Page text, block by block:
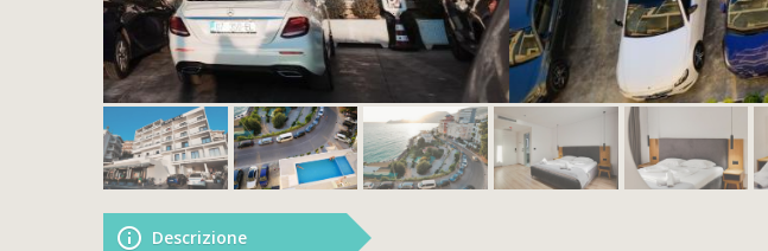
Descrizione